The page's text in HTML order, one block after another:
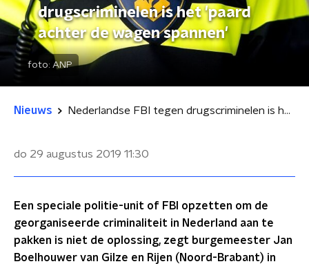
drugscriminelen is het 'paard
achter de wagen spannen'
foto: ANP
Nieuws Nederlandse FBI tegen drugscriminelen is het 'paard achter de wagen spannen'
do 29 augustus 2019 11:30
Een speciale politie-unit of FBI opzetten om de
georganiseerde criminaliteit in Nederland aan te
pakken is niet de oplossing, zegt burgemeester Jan
Boelhouwer van Gilze en Rijen (Noord-Brabant) in